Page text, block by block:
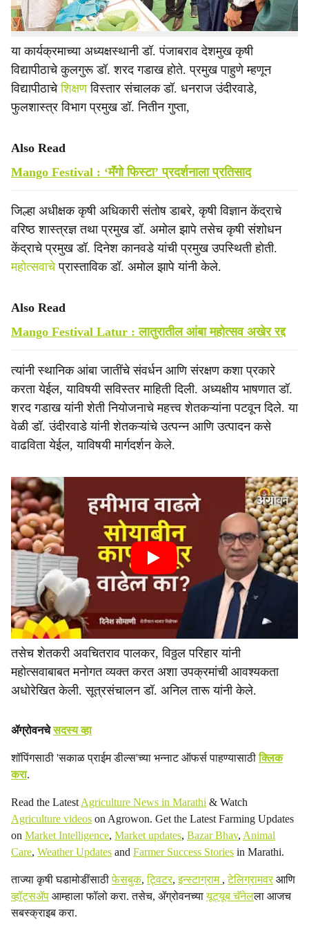
दालनांना भेट दिली.
या कार्यक्रमाच्या अध्यक्षस्थानी डॉ. पंजाबराव देशमुख कृषी
विद्यापीठाचे कुलगुरू डॉ. शरद गडाख होते. प्रमुख पाहुणे म्हणून
विद्यापीठाचेशिक्षणविस्तार संचालक डॉ. धनराज उंदीरवाडे,
फुलशास्त्र विभाग प्रमुख डॉ. नितीन गुप्ता,
Also Read
Mango Festival : ‘मॅंगो फिस्टा’ प्रदर्शनाला प्रतिसाद
जिल्हा अधीक्षक कृषी अधिकारी संतोष डाबरे, कृषी विज्ञान केंद्राचे
वरिष्ठ शास्त्रज्ञ तथा प्रमुख डॉ. अमोल झापे तसेच कृषी संशोधन
केंद्राचे प्रमुख डॉ. दिनेश कानवडे यांची प्रमुख उपस्थिती होती.
महोत्सवाचेप्रास्ताविक डॉ. अमोल झापे यांनी केले.
Also Read
Mango Festival Latur : लातुरातील आंबा महोत्सव अखेर रद्द
त्यांनी स्थानिक आंबा जातींचे संवर्धन आणि संरक्षण कशा प्रकारे
करता येईल, याविषयी सविस्तर माहिती दिली. अध्यक्षीय भाषणात डॉ.
शरद गडाख यांनी शेती नियोजनाचे महत्त्व शेतकऱ्यांना पटवून दिले. या
वेळी डॉ. उंदीरवाडे यांनी शेतकऱ्यांचे उत्पन्न आणि उत्पादन कसे
वाढविता येईल, याविषयी मार्गदर्शन केले.
तसेच शेतकरी अवचितराव पालकर, विठ्ठल परिहार यांनी
महोत्सवाबाबत मनोगत व्यक्त करत अशा उपक्रमांची आवश्यकता
अधोरेखित केली. सूत्रसंचालन डॉ. अनिल तारू यांनी केले.
ॲग्रोवनचेसदस्य व्हा
शॉपिंगसाठी 'सकाळ प्राईम डील्स'च्या भन्नाट ऑफर्स पाहण्यासाठीक्लिक
करा.
Read the Latest Agriculture News in Marathi & Watch
Agriculture videos on Agrowon. Get the Latest Farming Updates
on Market Intelligence, Market updates, Bazar Bhav, Animal
Care, Weather Updates and Farmer Success Stories in Marathi.
ताज्या कृषी घडामोडींसाठीफेसबुक,ट्विटर,इन्स्टाग्राम ,टेलिग्रामवरआणि
व्हॉट्सॲप आम्हाला फॉलो करा. तसेच, ॲग्रोवनच्यायूट्यूब चॅनेलला आजच
सबस्क्राइब करा.